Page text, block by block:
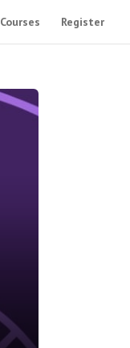
Courses Register